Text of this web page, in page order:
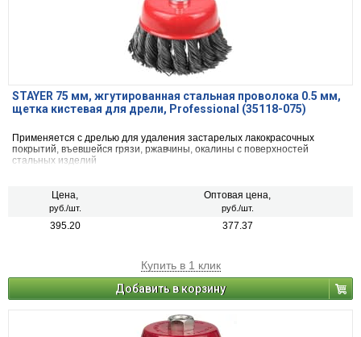
STAYER 75 мм, жгутированная стальная проволока 0.5 мм,
щетка кистевая для дрели, Professional (35118-075)
Применяется с дрелью для удаления застарелых лакокрасочных
покрытий, въевшейся грязи, ржавчины, окалины с поверхностей
стальных изделий
Цена,
руб./шт.
Оптовая цена,
руб./шт.
395.20 377.37
Купить в 1 клик
Добавить в корзину